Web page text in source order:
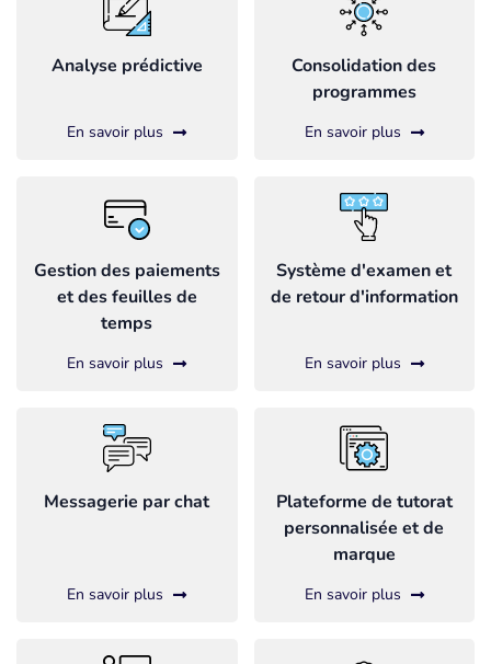
Analyse prédictive
En savoir plus
Consolidation des
programmes
En savoir plus
Gestion des paiements
et des feuilles de
temps
En savoir plus
Système d'examen et
de retour d'information
En savoir plus
Messagerie par chat
En savoir plus
Plateforme de tutorat
personnalisée et de
marque
En savoir plus